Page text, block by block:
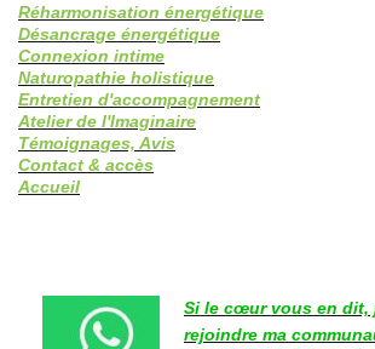
Réharmonisation énergétique
Désancrage énergétique
Connexion intime
Naturopathie holistique
Entretien d'accompagnement
Atelier de l'Imaginaire
Témoignages, Avis
Contact & accès
Accueil
Si le cœur vous en dit,
rejoindre ma